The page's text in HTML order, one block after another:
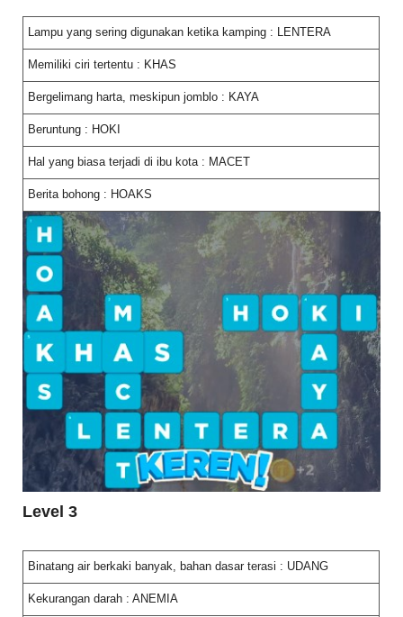
Lampu yang sering digunakan ketika kamping : LENTERA
Memiliki ciri tertentu : KHAS
Bergelimang harta, meskipun jomblo : KAYA
Beruntung : HOKI
Hal yang biasa terjadi di ibu kota : MACET
Berita bohong : HOAKS
Level 3
Binatang air berkaki banyak, bahan dasar terasi : UDANG
Kekurangan darah : ANEMIA